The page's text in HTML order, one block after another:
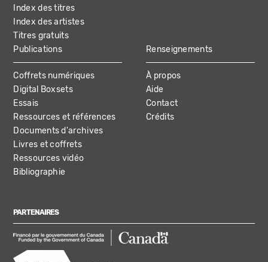
Index des titres
Index des artistes
Titres gratuits
Publications
Coffrets numériques
Digital Boxsets
Essais
Ressources et références
Documents d'archives
Livres et coffrets
Ressources vidéo
Bibliographie
Renseignements
À propos
Aide
Contact
Crédits
PARTENAIRES